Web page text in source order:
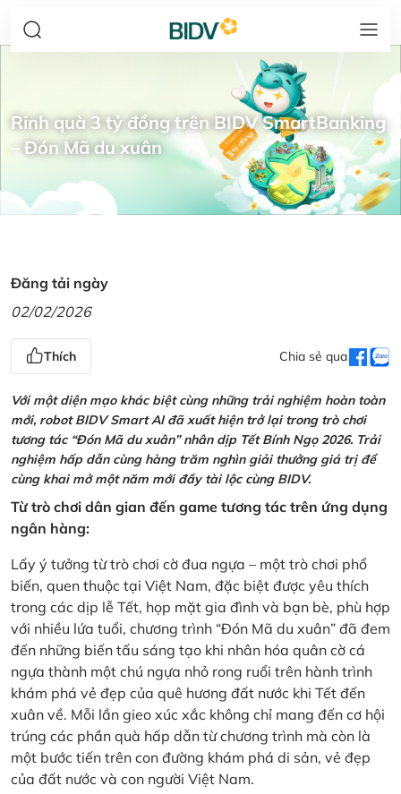
Rinh quà 3 tỷ đồng trên BIDV SmartBanking
– Đón Mã du xuân
Đăng tải ngày
02/02/2026
Thích Chia sẻ qua
Với một diện mạo khác biệt cùng những trải nghiệm hoàn toàn
mới, robot BIDV Smart AI đã xuất hiện trở lại trong trò chơi
tương tác “Đón Mã du xuân” nhân dịp Tết Bính Ngọ 2026. Trải
nghiệm hấp dẫn cùng hàng trăm nghìn giải thưởng giá trị để
cùng khai mở một năm mới đầy tài lộc cùng BIDV.
Từ trò chơi dân gian đến game tương tác trên ứng dụng
ngân hàng:
Lấy ý tưởng từ trò chơi cờ đua ngựa – một trò chơi phổ
biến, quen thuộc tại Việt Nam, đặc biệt được yêu thích
trong các dịp lễ Tết, họp mặt gia đình và bạn bè, phù hợp
với nhiều lứa tuổi, chương trình “Đón Mã du xuân” đã đem
đến những biến tấu sáng tạo khi nhân hóa quân cờ cá
ngựa thành một chú ngựa nhỏ rong ruổi trên hành trình
khám phá vẻ đẹp của quê hương đất nước khi Tết đến
xuân về. Mỗi lần gieo xúc xắc không chỉ mang đến cơ hội
trúng các phần quà hấp dẫn từ chương trình mà còn là
một bước tiến trên con đường khám phá di sản, vẻ đẹp
của đất nước và con người Việt Nam.